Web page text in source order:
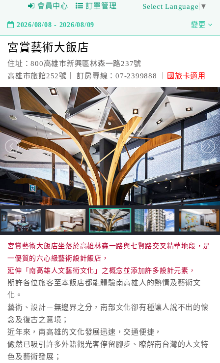
會員中心 訂單管理 Select Language ▼
2026/08/08 - 2026/08/09 變更
宮賞藝術大飯店
住址：800高雄市新興區林森一路237號
高雄市旅館252號｜ 訂房專線：07-2399888 ｜
國旅卡適用
宮賞藝術大飯店坐落於高雄林森一路與七賢路交叉精華地段，是
一優質的六心級藝術設計飯店，
延伸「南高雄人文藝術文化」之概念並添加許多設計元素，
期許各位旅客至本飯店都能體驗南高雄人的熱情及藝術文
化。
藝術、設計－無邊界之分，南部文化卻有種讓人說不出的懷
念及復古之意境；
近年來，南高雄的文化發展迅速，交通便捷，
儼然已吸引許多外籍觀光客停留腳步、瞭解南台灣的人文特
色及藝術發展；